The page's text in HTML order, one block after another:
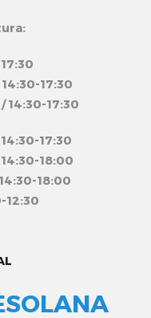
17:30
14:30-17:30
17:30
18:00
18:00
12:30